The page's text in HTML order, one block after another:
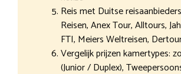
Reis met Duitse
Reisen, Anex Tour, Alltours,
FTI, Meiers Weltreisen,
Vergelijk prijzen kamertypes:
(Junior / Duplex),